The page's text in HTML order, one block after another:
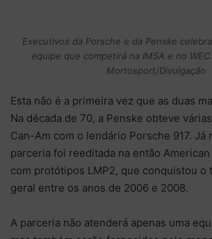
Executivos da Porsche e da Penske
equipe que competirá na IMSA e no
Mortosport/Divulgação
Esta não é a primeira vez que as duas
Na década de 70, a Penske obteve
Can-Am com o lendário Porsche 917. Já
parceria foi reeditada na então
com protótipos LMP2, que conquistou o
geral entre os anos de 2006 e 2008.
A parceria não atenderá apenas uma